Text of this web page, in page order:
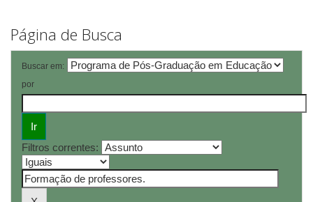
Página de Busca
Buscar em:
por
Filtros correntes: